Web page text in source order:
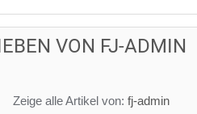
VON FJ-ADMIN
Zeige alle Artikel von: fj-admin